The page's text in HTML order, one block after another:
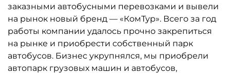
заказными автобусными перевозками и вывели
на рынок новый бренд — «КомТур». Всего за год
работы компании удалось прочно закрепиться
на рынке и приобрести собственный парк
автобусов. Бизнес укрупнялся, мы приобрели
автопарк грузовых машин и автобусов,